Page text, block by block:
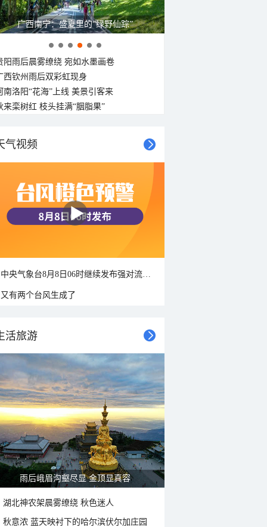
广西南宁：盛夏里的“绿野仙踪”
阳雨后晨雾缭绕 宛如水墨画卷
西钦州雨后双彩虹现身
南洛阳“花海”上线 美景引客来
来栾树红 枝头挂满“胭脂果”
气视频
又有两个台风生成了
活旅游
雨后峨眉沟壑尽显 金顶显真容
湖北神农架晨雾缭绕 秋色迷人
秋意浓 蓝天映衬下的哈尔滨伏尔加庄园